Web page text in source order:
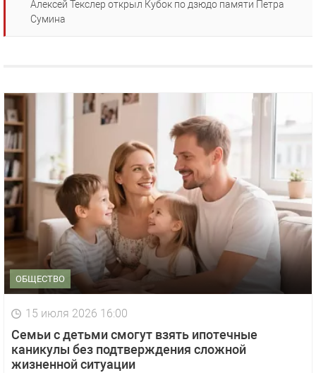
Алексей Текслер открыл Кубок по дзюдо памяти Петра
Сумина
ОБЩЕСТВО
15 июля 2026 16:00
Семьи с детьми смогут взять ипотечные
каникулы без подтверждения сложной
жизненной ситуации